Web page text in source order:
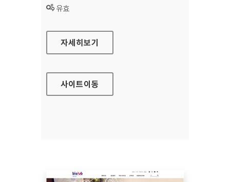
상태 :
유효
세종예술의전당
자세히보기
사이트이동